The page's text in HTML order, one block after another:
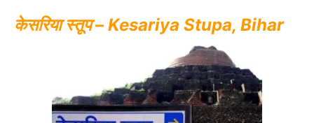
केसरिया स्तूप – Kesariya Stupa, Bihar